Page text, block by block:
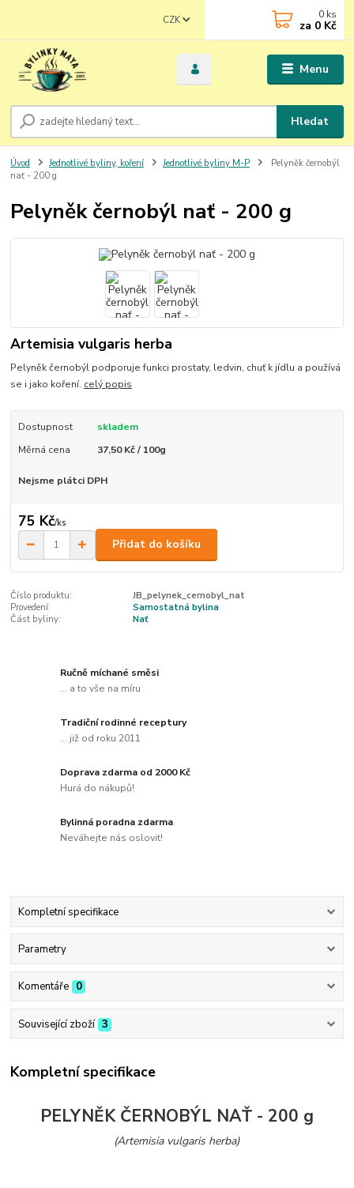
Menu
CZK
Hledat
0 ks
za 0 Kč
Úvod Jednotlivé byliny, koření Jednotlivé byliny M-P
Pelyněk černobýl
nať - 200 g
Pelyněk černobýl nať - 200 g
Artemisia vulgaris herba
Pelyněk černobýl podporuje funkci prostaty, ledvin, chuť k jídlu a používá
se i jako koření. celý popis
Dostupnost
skladem
Měrná cena
37,50 Kč / 100g
Nejsme plátci DPH
75 Kč/ks
Přidat do košíku
Číslo produktu:
JB_pelynek_cernobyl_nat
Provedení:
Samostatná bylina
Část byliny:
Nať
Ručně míchané směsi
... a to vše na míru
Tradiční rodinné receptury
... již od roku 2011
Doprava zdarma od 2000 Kč
Hurá do nákupů!
Bylinná poradna zdarma
Neváhejte nás oslovit!
Kompletní specifikace
Parametry
Komentáře 0
Související zboží 3
Kompletní specifikace
PELYNĚK ČERNOBÝL NAŤ - 200 g
(Artemisia vulgaris herba)